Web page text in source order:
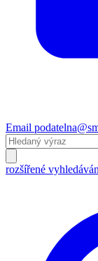
Email
rozšířené